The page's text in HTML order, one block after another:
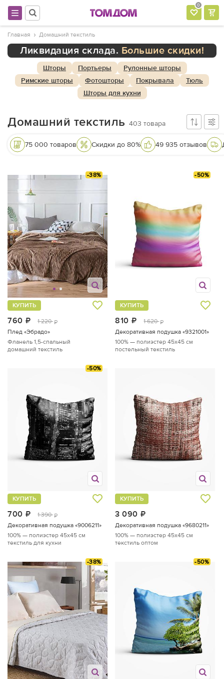
0
Главная Домашний текстиль
Ликвидация склада. Большие скидки!
Шторы Портьеры
Рулонные шторы
Римские шторы
Фотошторы Покрывала
Тюль
Шторы для кухни
Домашний текстиль 403 товара
75 000 товаров Скидки до 80% 49 935 отзывов
-38%
760 руб.
1 220 руб.
КУПИТЬ
Плед «Эбрадо»
Фланель 1,5-спальный
домашний текстиль
-50%
810 руб.
1 620 руб.
КУПИТЬ
Декоративная подушка «9321001»
100% — полиэстер45x45 см
постельный текстиль
-50%
700 руб.
1 390 руб.
КУПИТЬ
Декоративная подушка «9006211»
100% — полиэстер 45x45 см
текстиль для кухни
3 090
КУПИТЬ
Декоративная подушка «9680211»
100% — полиэстер45x45 см
текстиль оптом
-38% -50%